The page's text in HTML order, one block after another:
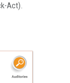
Act).